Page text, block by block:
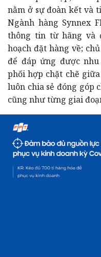
nằm ở sự đoàn kết và
Ngành hàng Synnex
thông tin từ hãng và
hoạch đặt hàng về;
để đáp ứng được
phối hợp chặt chẽ
luôn chia sẻ đóng góp
cũng như từng giai